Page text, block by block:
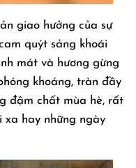
giao hưởng của sự
quýt sảng khoái
mát và hương gừng
khoáng, tràn đầy
đậm chất mùa hè, rất
xa hay những ngày